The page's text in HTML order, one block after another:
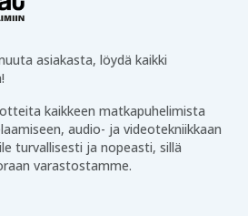
asiakasta, löydä kaikki
kaikkeen matkapuhelimista
audio- ja videotekniikkaan
turvallisesti ja nopeasti, sillä
varastostamme.